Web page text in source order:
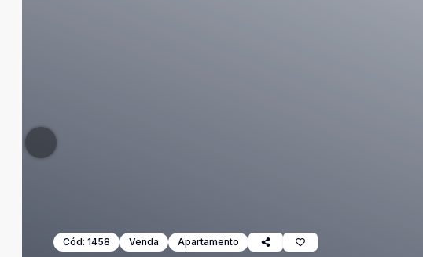
Cód: 1458 Venda Apartamento